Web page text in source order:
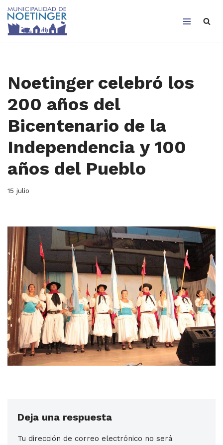
Saltar
Noetinger celebró los
200 años del
Bicentenario de la
Independencia y 100
años del Pueblo
15 julio
Deja una respuesta
Tu dirección de correo electrónico no será